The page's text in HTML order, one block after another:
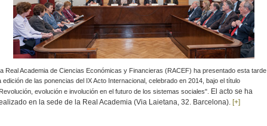
Real Academia de Ciencias Económicas y Financieras (RACEF) ha presentado esta tarde
edición de las ponencias del IX Acto Internacional, celebrado en 2014, bajo el título
evolución e involución en el futuro de los sistemas sociales". El acto se ha
en la sede de la Real Academia (Via Laietana, 32. Barcelona). [+]